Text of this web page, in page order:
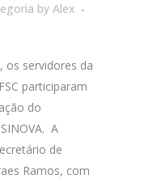
by Alex
os servidores da
participaram
do
A
de
Ramos, com